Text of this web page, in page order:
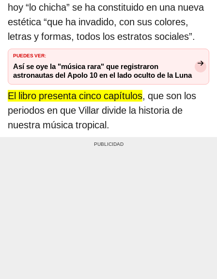
hoy “lo chicha” se ha constituido en una nueva
estética “que ha invadido, con sus colores,
letras y formas, todos los estratos sociales”.
PUEDES VER:
Así se oye la "música rara" que registraron
astronautas del Apolo 10 en el lado oculto de la Luna
El libro presenta cinco capítulos, que son los
periodos en que Villar divide la historia de
nuestra música tropical.